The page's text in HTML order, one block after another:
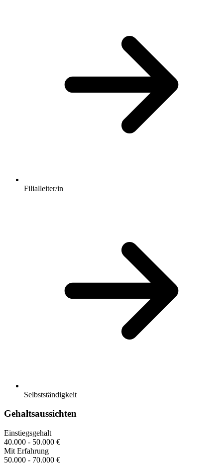
Filialleiter/in
Selbstständigkeit
Gehaltsaussichten
Einstiegsgehalt
40.000 - 50.000 €
Mit Erfahrung
50.000 - 70.000 €